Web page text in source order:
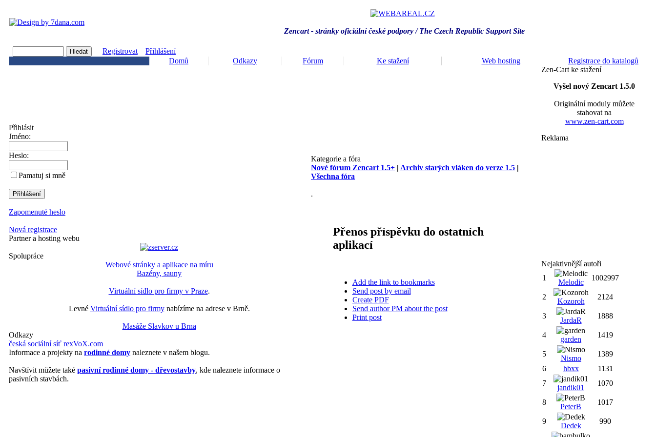
Zencart - stránky oficiální české podpory / The Czech Republic Support Site
Registrovat
Přihlášení
Domů
Odkazy Fórum Ke stažení Web hosting Registrace do katalogů
Přihlásit
Jméno:
Heslo:
Pamatuj si mně
Zapomenuté heslo
Nová registrace
Partner a hosting webu
Spolupráce
Webové stránky a aplikace na míru
Bazény, sauny
Virtuální sídlo pro firmy v Praze.
Levné Virtuální sídlo pro firmynabízíme na adrese v Brně.
Masáže Slavkov u Brna
Odkazy
česká sociální síť rexVoX.com
Informace a projekty na rodinné domy naleznete v našem blogu.
Navštívit můžete také pasivní rodinné domy - dřevostavby, kde naleznete informace o
pasivních stavbách.
Kategorie a fóra
Nové fórum Zencart 1.5+ | Archiv starých vláken do verze 1.5 |
Všechna fóra
.
Přenos příspěvku do ostatních
aplikací
Add the link to bookmarks
Send post by email
Create PDF
Send author PM about the post
Print post
Zen-Cart ke stažení
Vyšel nový Zencart 1.5.0
Originální moduly můžete
stahovat na
www.zen-cart.com
Reklama
Nejaktivnější autoři
1
Melodic
1002997
2
Kozoroh
2124
3
JardaR
1888
4
garden
1419
5
Nismo
1389
6
hbxx
1131
7
jandik01
1070
8
PeterB
1017
9
Dedek
990